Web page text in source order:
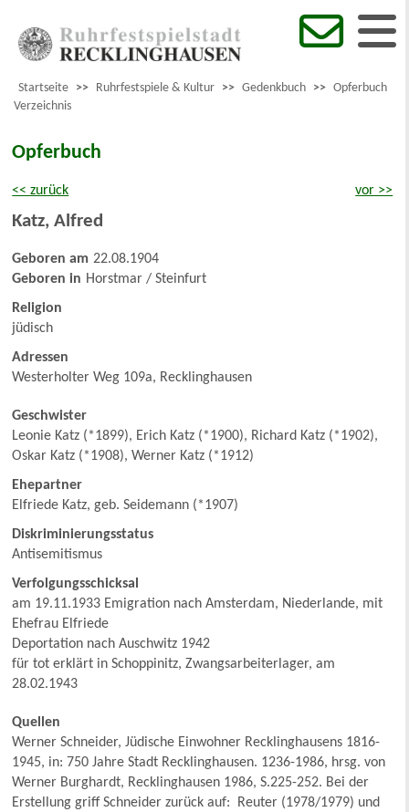
Startseite >> Ruhrfestspiele & Kultur >> Gedenkbuch >> Opferbuch
Verzeichnis
Opferbuch
<< zurück vor >>
Katz, Alfred
Geboren am 22.08.1904
Geboren in Horstmar / Steinfurt
Religion
jüdisch
Adressen
Westerholter Weg 109a, Recklinghausen
Geschwister
Leonie Katz (*1899), Erich Katz (*1900), Richard Katz (*1902),
Oskar Katz (*1908), Werner Katz (*1912)
Ehepartner
Elfriede Katz, geb. Seidemann (*1907)
Diskriminierungsstatus
Antisemitismus
Verfolgungsschicksal
am 19.11.1933 Emigration nach Amsterdam, Niederlande, mit
Ehefrau Elfriede
Deportation nach Auschwitz 1942
für tot erklärt in Schoppinitz, Zwangsarbeiterlager, am
28.02.1943
Quellen
Werner Schneider, Jüdische Einwohner Recklinghausens 1816-
1945, in: 750 Jahre Stadt Recklinghausen. 1236-1986, hrsg. von
Werner Burghardt, Recklinghausen 1986, S.225-252. Bei der
Erstellung griff Schneider zurück auf: Reuter (1978/1979) und